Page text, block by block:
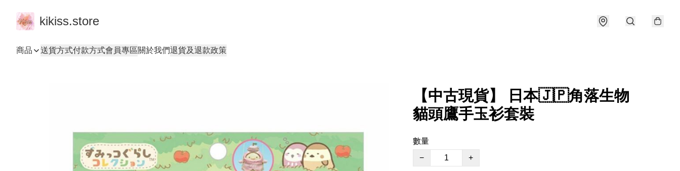
kikiss.store
商品 送貨方式付款方式會員專區關於我們退貨及退款政策
【中古現貨】 日本🇯🇵角落生物
貓頭鷹手玉衫套裝
數量
−
+